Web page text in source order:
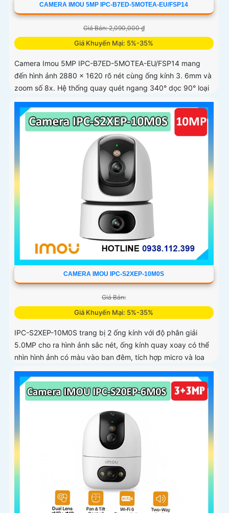
CAMERA IMOU 5MP IPC-B7ED-5MOTEA-EU/FSP14
Giá Bán: 2,090,000 ₫
Giá Khuyến Mại: 5%-35%
Camera Imou 5MP IPC-B7ED-5MOTEA-EU/FSP14 mang
đến hình ảnh 2880 x 1620 rõ nét cùng ống kính 3. 6mm và
zoom số 8x. Hệ thống quay quét ngang 340° dọc 90° loại
bỏ điểm mù
CAMERA IMOU IPC-S2XEP-10M0S
Giá Bán:
Giá Khuyến Mại: 5%-35%
IPC-S2XEP-10M0S trang bị 2 ống kính với độ phân giải
5.0MP cho ra hình ảnh sắc nét, ống kính quay xoay có thể
nhìn hình ảnh có màu vào ban đêm, tích hợp micro và loa
giúp đàm thoại 2 chiều, trang bị cổng LAN cắm mạng trực
tiếp nâng cao độ ổn định